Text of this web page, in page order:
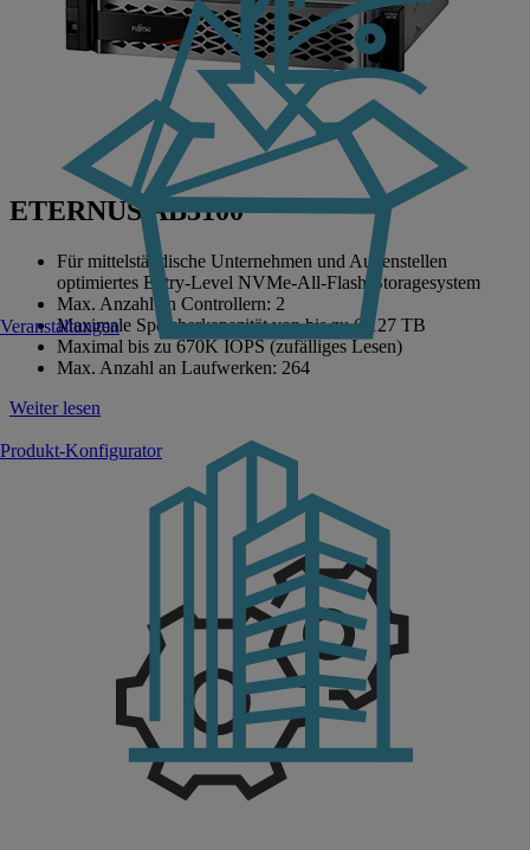
Produkt-Konfigurator
Veranstaltungen
ETERNUS AB3100
Für mittelständische Unternehmen und Außenstellen
optimiertes Entry-Level NVMe-All-Flash-Storagesystem
Max. Anzahl an Controllern: 2
Maximale Speicherkapazität von bis zu 6.127 TB
Maximal bis zu 670K IOPS (zufälliges Lesen)
Max. Anzahl an Laufwerken: 264
Weiter lesen